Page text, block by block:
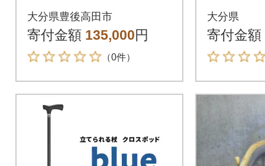
大分県豊後高田市
寄付金額 135,000円
（0件）
カード
大分県
寄付金額